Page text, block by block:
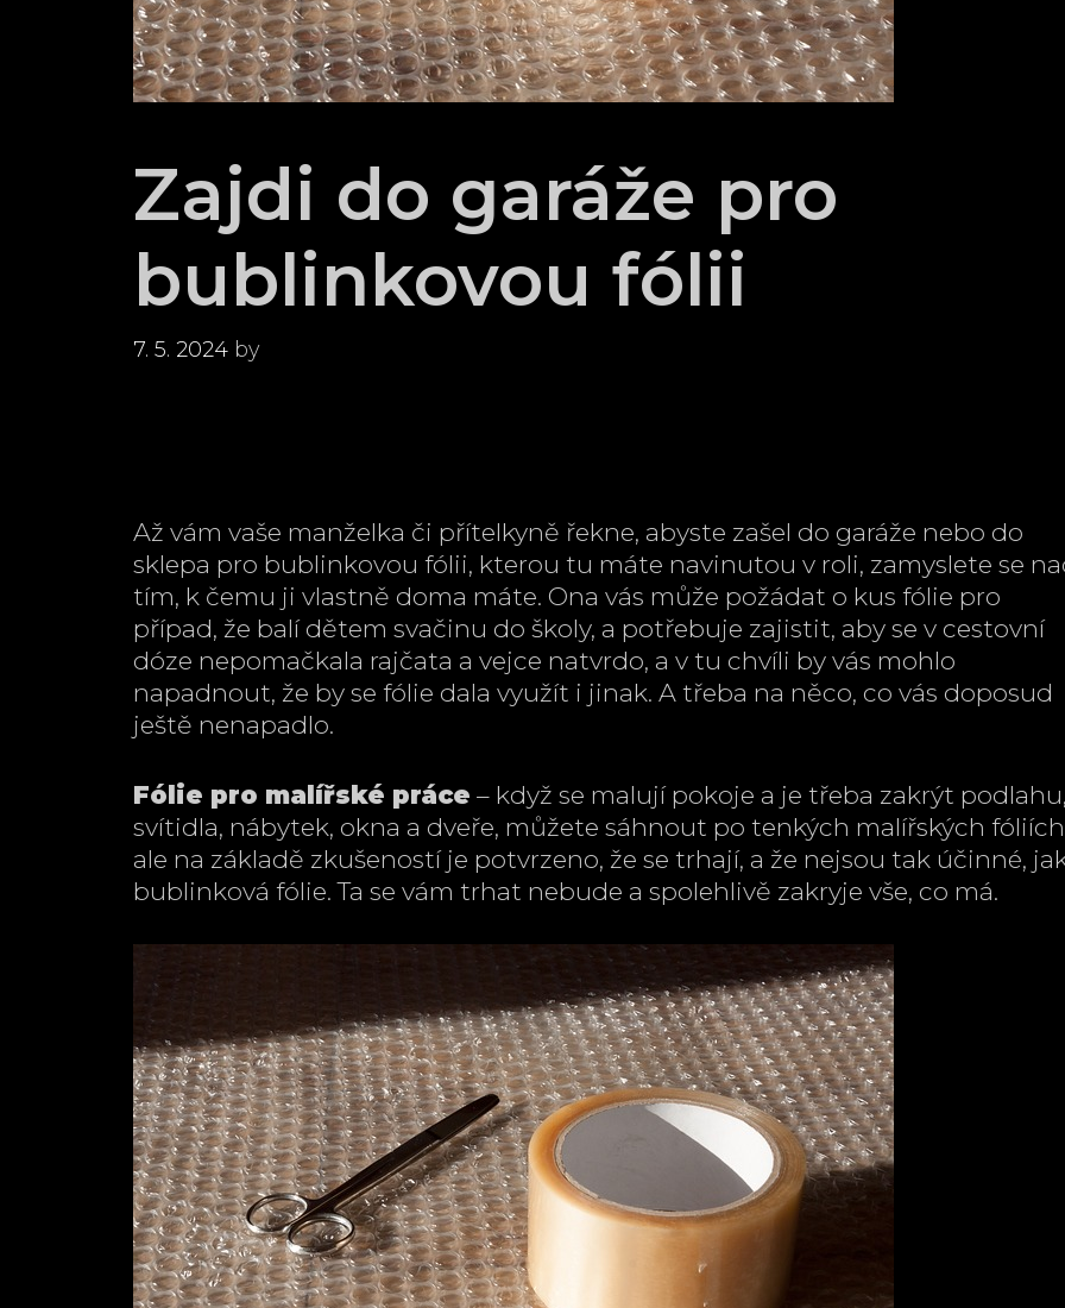
Zajdi do garáže pro
bublinkovou fólii
7. 5. 2024 by
Až vám vaše manželka či přítelkyně řekne, abyste zašel do garáže nebo do
sklepa pro bublinkovou fólii, kterou tu máte navinutou v roli, zamyslete se
tím, k čemu ji vlastně doma máte. Ona vás může požádat o kus fólie pro
případ, že balí dětem svačinu do školy, a potřebuje zajistit, aby se v cestovní
dóze nepomačkala rajčata a vejce natvrdo, a v tu chvíli by vás mohlo
napadnout, že by se fólie dala využít i jinak. A třeba na něco, co vás doposud
ještě nenapadlo.
Fólie pro malířské práce – když se malují pokoje a je třeba zakrýt
svítidla, nábytek, okna a dveře, můžete sáhnout po tenkých malířských
ale na základě zkušeností je potvrzeno, že se trhají, a že nejsou tak účinné,
bublinková fólie. Ta se vám trhat nebude a spolehlivě zakryje vše, co má.